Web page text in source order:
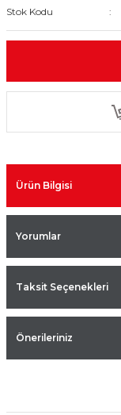
Stok Kodu
Ürün Bilgisi
Yorumlar
Taksit Seçenekleri
Önerileriniz